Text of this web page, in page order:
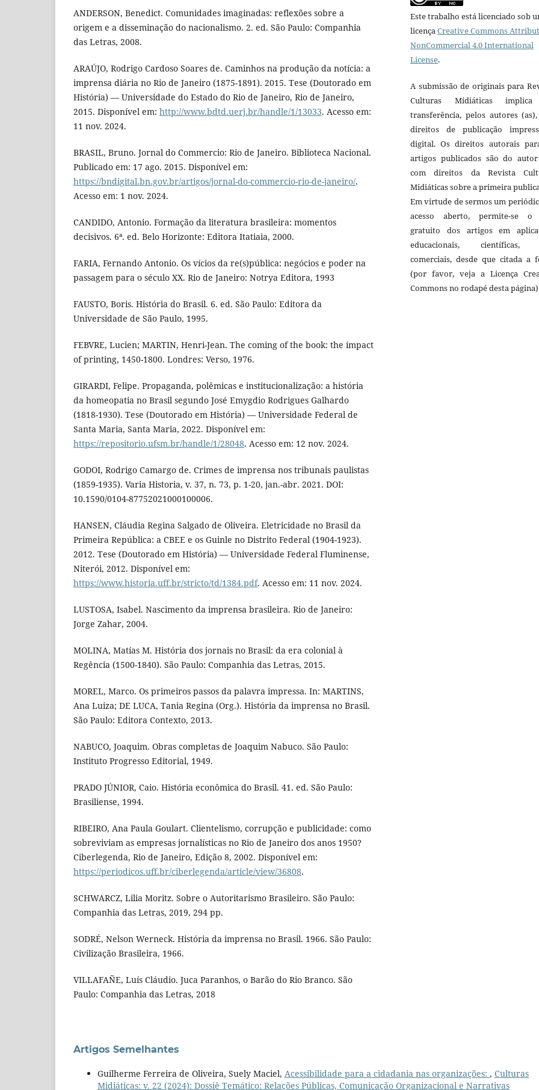
ANDERSON, Benedict. Comunidades imaginadas: reflexões sobre a
origem e a disseminação do nacionalismo. 2. ed. São Paulo: Companhia
das Letras, 2008.
ARAÚJO, Rodrigo Cardoso Soares de. Caminhos na produção da notícia: a
imprensa diária no Rio de Janeiro (1875-1891). 2015. Tese (Doutorado em
História) — Universidade do Estado do Rio de Janeiro, Rio de Janeiro,
2015. Disponível em: http://www.bdtd.uerj.br/handle/1/13033. Acesso em:
11 nov. 2024.
BRASIL, Bruno. Jornal do Commercio: Rio de Janeiro. Biblioteca Nacional.
Publicado em: 17 ago. 2015. Disponível em:
https://bndigital.bn.gov.br/artigos/jornal-do-commercio-rio-de-janeiro/.
Acesso em: 1 nov. 2024.
CANDIDO, Antonio. Formação da literatura brasileira: momentos
decisivos. 6ª. ed. Belo Horizonte: Editora Itatiaia, 2000.
FARIA, Fernando Antonio. Os vícios da re(s)pública: negócios e poder na
passagem para o século XX. Rio de Janeiro: Notrya Editora, 1993
FAUSTO, Boris. História do Brasil. 6. ed. São Paulo: Editora da
Universidade de São Paulo, 1995.
FEBVRE, Lucien; MARTIN, Henri-Jean. The coming of the book: the impact
of printing, 1450-1800. Londres: Verso, 1976.
GIRARDI, Felipe. Propaganda, polêmicas e institucionalização: a história
da homeopatia no Brasil segundo José Emygdio Rodrigues Galhardo
(1818-1930). Tese (Doutorado em História) — Universidade Federal de
Santa Maria, Santa Maria, 2022. Disponível em:
https://repositorio.ufsm.br/handle/1/28048. Acesso em: 12 nov. 2024.
GODOI, Rodrigo Camargo de. Crimes de imprensa nos tribunais paulistas
(1859-1935). Varia Historia, v. 37, n. 73, p. 1-20, jan.-abr. 2021. DOI:
10.1590/0104-87752021000100006.
HANSEN, Cláudia Regina Salgado de Oliveira. Eletricidade no Brasil da
Primeira República: a CBEE e os Guinle no Distrito Federal (1904-1923).
2012. Tese (Doutorado em História) — Universidade Federal Fluminense,
Niterói, 2012. Disponível em:
https://www.historia.uff.br/stricto/td/1384.pdf. Acesso em: 11 nov. 2024.
LUSTOSA, Isabel. Nascimento da imprensa brasileira. Rio de Janeiro:
Jorge Zahar, 2004.
MOLINA, Matías M. História dos jornais no Brasil: da era colonial à
Regência (1500-1840). São Paulo: Companhia das Letras, 2015.
MOREL, Marco. Os primeiros passos da palavra impressa. In: MARTINS,
Ana Luiza; DE LUCA, Tania Regina (Org.). História da imprensa no Brasil.
São Paulo: Editora Contexto, 2013.
NABUCO, Joaquim. Obras completas de Joaquim Nabuco. São Paulo:
Instituto Progresso Editorial, 1949.
PRADO JÚNIOR, Caio. História econômica do Brasil. 41. ed. São Paulo:
Brasiliense, 1994.
RIBEIRO, Ana Paula Goulart. Clientelismo, corrupção e publicidade: como
sobreviviam as empresas jornalísticas no Rio de Janeiro dos anos 1950?
Ciberlegenda, Rio de Janeiro, Edição 8, 2002. Disponível em:
https://periodicos.uff.br/ciberlegenda/article/view/36808.
SCHWARCZ, Lilia Moritz. Sobre o Autoritarismo Brasileiro. São Paulo:
Companhia das Letras, 2019, 294 pp.
SODRÉ, Nelson Werneck. História da imprensa no Brasil. 1966. São Paulo:
Civilização Brasileira, 1966.
VILLAFAÑE, Luís Cláudio. Juca Paranhos, o Barão do Rio Branco. São
Paulo: Companhia das Letras, 2018
Este trabalho está licenciado sob
licença Creative Commons
NonCommercial 4.0 International
License.
A submissão de originais para
Culturas Midiáticas
transferência, pelos autores
direitos de publicação
digital. Os direitos autorais
artigos publicados são do
com direitos da Revista
Midiáticas sobre a primeira
Em virtude de sermos um
acesso aberto, permite-se o
gratuito dos artigos em
educacionais, científicas,
comerciais, desde que citada a
(por favor, veja a Licença
Commons no rodapé desta
Artigos Semelhantes
Guilherme Ferreira de Oliveira, Suely Maciel, Acessibilidade para a cidadania nas organizações: , Culturas
Midiáticas: v. 22 (2024): Dossiê Temático: Relações Públicas, Comunicação Organizacional e Narrativas